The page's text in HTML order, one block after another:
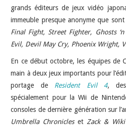
grands éditeurs de jeux vidéo
immeuble presque anonyme que
Final Fight, Street Fighter, Ghosts
Evil, Devil May Cry, Phoenix Wright,
En ce début octobre, les équipes de
main à deux jeux importants pour
portage de Resident Evil 4,
spécialement pour la Wii de
consoles de dernière génération sur
Umbrella Chronicleset Zack &